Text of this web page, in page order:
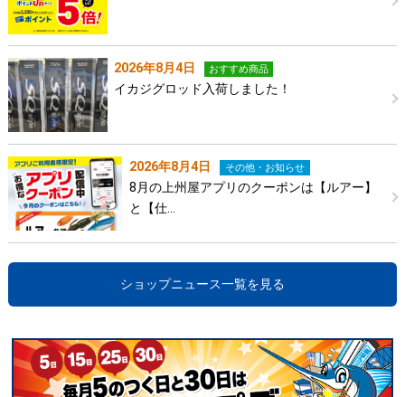
2026年8月4日 おすすめ商品
イカジグロッド入荷しました！
2026年8月4日 その他・お知らせ
8月の上州屋アプリのクーポンは【ルアー】
と【仕…
ショップニュース一覧を見る